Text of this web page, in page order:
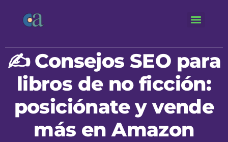
✍️ Consejos SEO para
libros de no ficción:
posiciónate y vende
más en Amazon